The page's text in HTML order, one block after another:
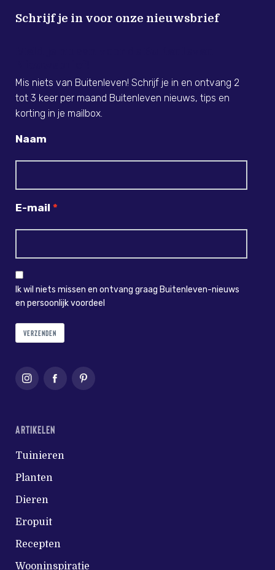
Schrijf je in voor onze nieuwsbrief
Mis niets van Buitenleven! Schrijf je in en ontvang 2
tot 3 keer per maand Buitenleven nieuws, tips en
korting in je mailbox.
Naam
E-mail
Ik wil niets missen en ontvang graag Buitenleven-nieuws
en persoonlijk voordeel
VERZENDEN
ARTIKELEN
Tuinieren
Planten
Dieren
Eropuit
Recepten
Wooninspiratie